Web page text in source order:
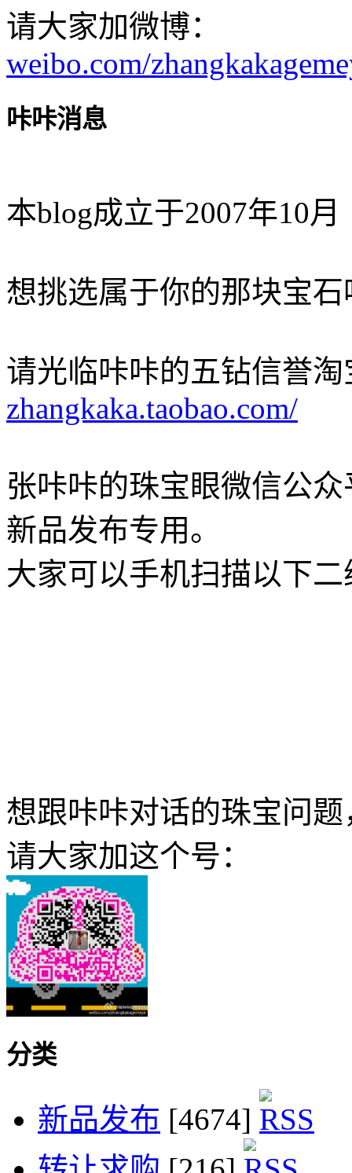
请大家加微博：
weibo.com/
咔咔消息
本blog成立于2007年10月
想挑选属于你的那块宝石
请光临咔咔的五钻信誉淘
zhangkaka.taobao.com/
张咔咔的珠宝眼微信公
新品发布专用。
大家可以手机扫描以下
想跟咔咔对话的珠宝问题
请大家加这个号：
分类
新品发布 [4674]